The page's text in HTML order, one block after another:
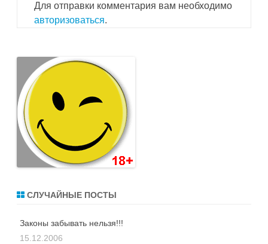
Для отправки комментария вам необходимо
авторизоваться.
СЛУЧАЙНЫЕ ПОСТЫ
Законы забывать нельзя!!!
15.12.2006